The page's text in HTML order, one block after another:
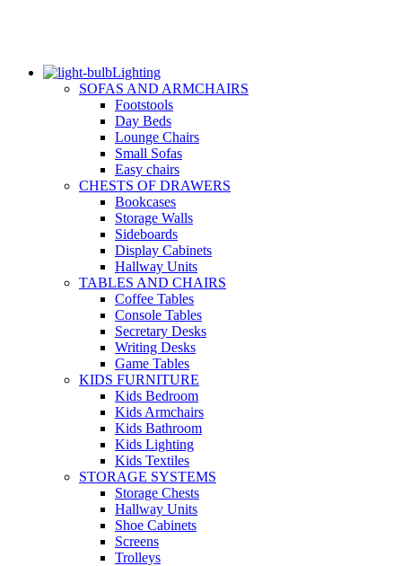
Lighting
SOFAS AND ARMCHAIRS
Footstools
Day Beds
Lounge Chairs
Small Sofas
Easy chairs
CHESTS OF DRAWERS
Bookcases
Storage Walls
Sideboards
Display Cabinets
Hallway Units
TABLES AND CHAIRS
Coffee Tables
Console Tables
Secretary Desks
Writing Desks
Game Tables
KIDS FURNITURE
Kids Bedroom
Kids Armchairs
Kids Bathroom
Kids Lighting
Kids Textiles
STORAGE SYSTEMS
Storage Chests
Hallway Units
Shoe Cabinets
Screens
Trolleys